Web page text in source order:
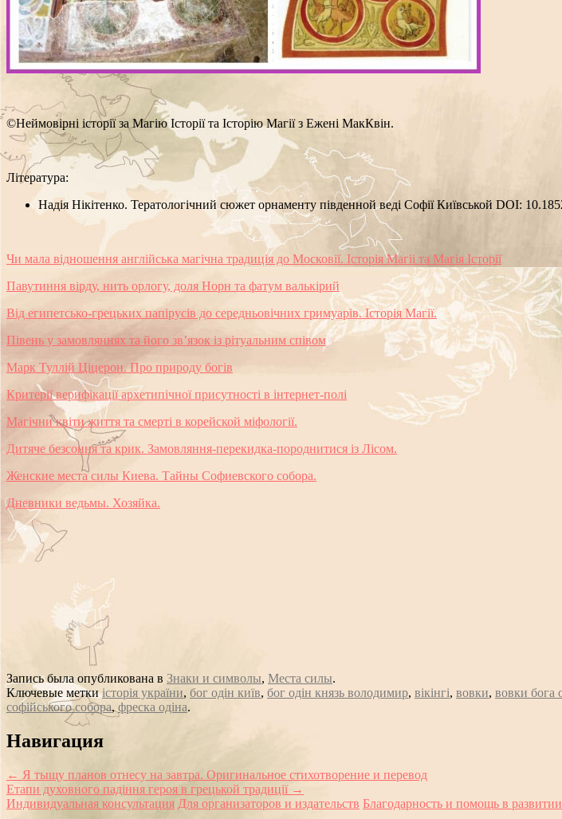
©Неймовірні історії за Магію Історії та Історію Магії з Ежені МакКвін.
Література:
Надія Нікітенко. Тератологічний сюжет орнаменту південной веді Софії Київськой DOI:
Чи мала відношення англійська магічна традиція до Московії. Історія Магіі та Магія Історії
Павутиння вірду, нить орлогу, доля Норн та фатум валькірий
Від египетсько-грецьких папірусів до середньовічних гримуарів. Історія Магії.
Півень у замовляннях та його зв’язок із рітуальним співом
Марк Туллій Ціцерон. Про природу богів
Критерії верифікації архетипічної присутності в інтернет-полі
Магічни квіти життя та смерті в корейской міфології.
Дитяче безсоння та крик. Замовляння-перекидка-породнитися із Лісом.
Женские места силы Киева. Тайны Софиевского собора.
Дневники ведьмы. Хозяйка.
Запись была опубликована в Знаки и символы, Места силы.
Ключевые меткиісторія україни, бог одін київ, бог одін князь володимир, вікінгі, вовки, вовки бога
софійського собора, фреска одіна.
Сообщение
Навигация
← Я тыщу планов отнесу на завтра. Оригинальное стихотворение и перевод
Етапи духовного падіння героя в грецькой традиції →
Индивидуальная консультация Для организаторов и издательств Благодарность и помощь в